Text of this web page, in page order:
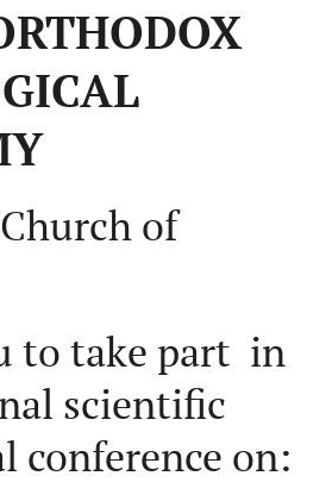
of
to take part in
scientific
conference on: